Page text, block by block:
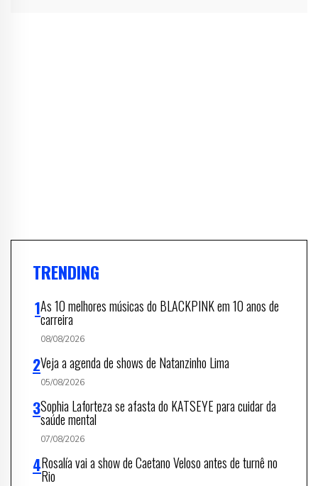
TRENDING
As 10 melhores músicas do BLACKPINK em 10 anos de
carreira
08/08/2026
Veja a agenda de shows de Natanzinho Lima
05/08/2026
Sophia Laforteza se afasta do KATSEYE para cuidar da
saúde mental
07/08/2026
Rosalía vai a show de Caetano Veloso antes de turnê no
Rio